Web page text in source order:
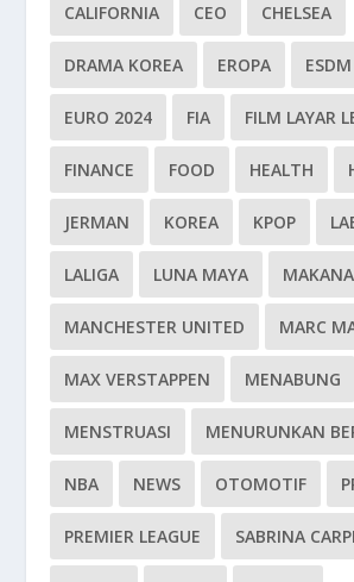
CALIFORNIA CEO CHELSEA
DRAMA KOREA EROPA ESDM
EURO 2024 FIA FILM LAYAR
FINANCE FOOD HEALTH
JERMAN KOREA KPOP
LALIGA LUNA MAYA
MANCHESTER UNITED MARC
MAX VERSTAPPEN MENABUNG
MENSTRUASI MENURUNKAN
NBA NEWS OTOMOTIF
PREMIER LEAGUE SABRINA